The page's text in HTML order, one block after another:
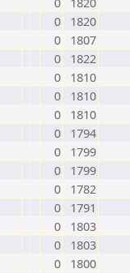
0
1820
0
1807
0
1822
0
1810
0
1810
0
1810
0
1794
0
1799
0
1799
0
1782
0
1791
0
1803
0
1803
0
1800